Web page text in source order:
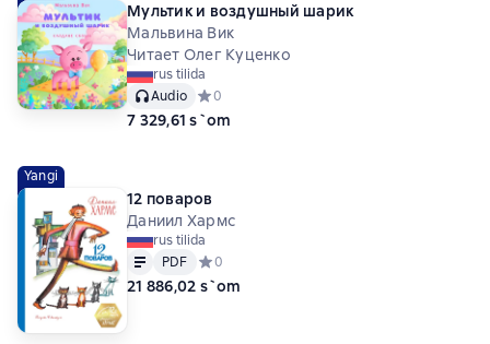
Мультик и воздушный шарик
Мальвина Вик
Читает Олег Куценко
rus tilida
Audio
Средний рейтинг 0 на основе 0 оценок
0
7 329,61 s`om
Yangi
12 поваров
Даниил Хармс
rus tilida
Matn
PDF
PDF Средний рейтинг 0 на основе 0 оценок
0
21 886,02 s`om